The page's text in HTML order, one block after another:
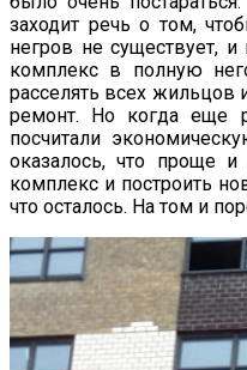
заходит речь о том,
негров не существует,
комплекс в полную
расселять всех жильцов
ремонт. Но когда еще
посчитали
оказалось, что проще
комплекс и построить
что осталось. На том и